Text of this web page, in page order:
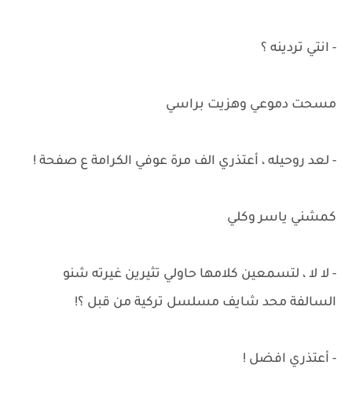
- انتي تردينه ؟
مسحت دموعي وهزيت براسي
- لعد روحيله ، أعتذري الف مرة عوفي الكرامة ع صفحة !
كمشني ياسر وكلي
- لا لا ، لتسمعين كلامها حاولي تثيرين غيرته شنو
السالفة محد شايف مسلسل تركية من قبل ؟!
- أعتذري افضل !